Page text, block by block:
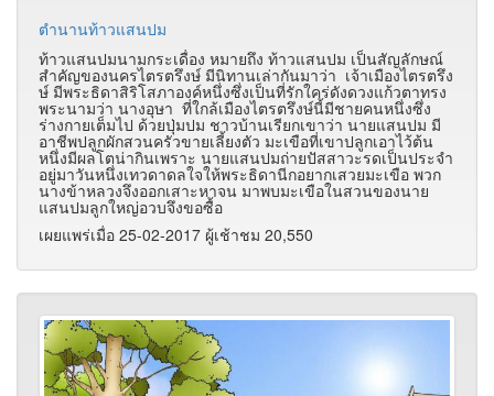
ตำนานท้าวแสนปม
ท้าวแสนปมนามกระเดื่อง หมายถึง ท้าวแสนปม เป็นสัญลักษณ์
สำคัญของนครไตรตรึงษ์ มีนิทานเล่ากันมาว่า เจ้าเมืองไตรตรึง
ษ์ มีพระธิดาสิริโสภาองค์หนึ่งซึ่งเป็นที่รักใคร่ดังดวงแก้วตาทรง
พระนามว่า นางอุษา ที่ใกล้เมืองไตรตรึงษ์นี้มีชายคนหนึ่งซึ่ง
ร่างกายเต็มไป ด้วยปุ่มปม ชาวบ้านเรียกเขาว่า นายแสนปม มี
อาชีพปลูกผักสวนครัวขายเลี้ยงตัว มะเขือที่เขาปลูกเอาไว้ต้น
หนึ่งมีผลโตน่ากินเพราะ นายแสนปมถ่ายปัสสาวะรดเป็นประจำ
อยู่มาวันหนึ่งเทวดาดลใจให้พระธิดานีกอยากเสวยมะเขือ พวก
นางข้าหลวงจึงออกเสาะหาจน มาพบมะเขือในสวนของนาย
แสนปมลูกใหญ่อวบจึงขอซื้อ
เผยแพร่เมื่อ 25-02-2017 ผู้เช้าชม 20,550